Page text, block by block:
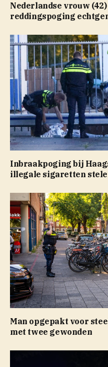
Nederlandse vrouw
reddingspoging
Inbraakpoging bij
illegale sigaretten
Man opgepakt voor
met twee gewonden